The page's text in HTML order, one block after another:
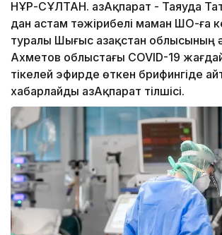
НҰР-СҰЛТАН. ҚазАқпарат - Таяуда
дан астам тәжірибелі маман ШҚО-ға
туралы Шығыс Қазақстан облысының
Ахметов облыстағы COVID-19
тікелей эфирде өткен брифингіде
хабарлайды ҚазАқпарат тілшісі.